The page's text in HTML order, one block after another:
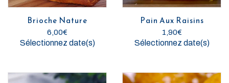
Brioche Nature
6,00€
Sélectionnez date(s)
Pain Aux Raisins
1,90€
Sélectionnez date(s)